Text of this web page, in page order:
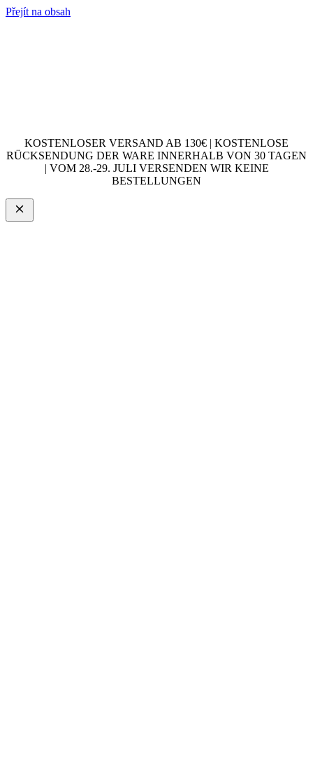
Přejít na obsah
KOSTENLOSER VERSAND AB 130€ | KOSTENLOSE
RÜCKSENDUNG DER WARE INNERHALB VON 30 TAGEN
| VOM 28.-29. JULI VERSENDEN WIR KEINE
BESTELLUNGEN